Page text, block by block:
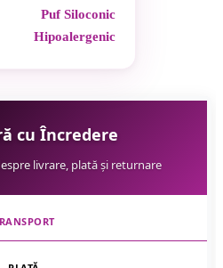
Puf Siloconic
Hipoalergenic
cu Încredere
livrare, plată și returnare